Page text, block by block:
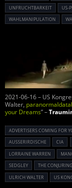
UNFRUCHTBARKEIT
US-
WAHLMANIPULATION
2021-06-16 – US
Walter,
your Dreams” –
ADVERTISERS COMING FOR
AUSSERIRDISCHE
CIA
LORRAINE WARREN
SEDGLEY
THE CONJURING
ULRICH WALTER
US